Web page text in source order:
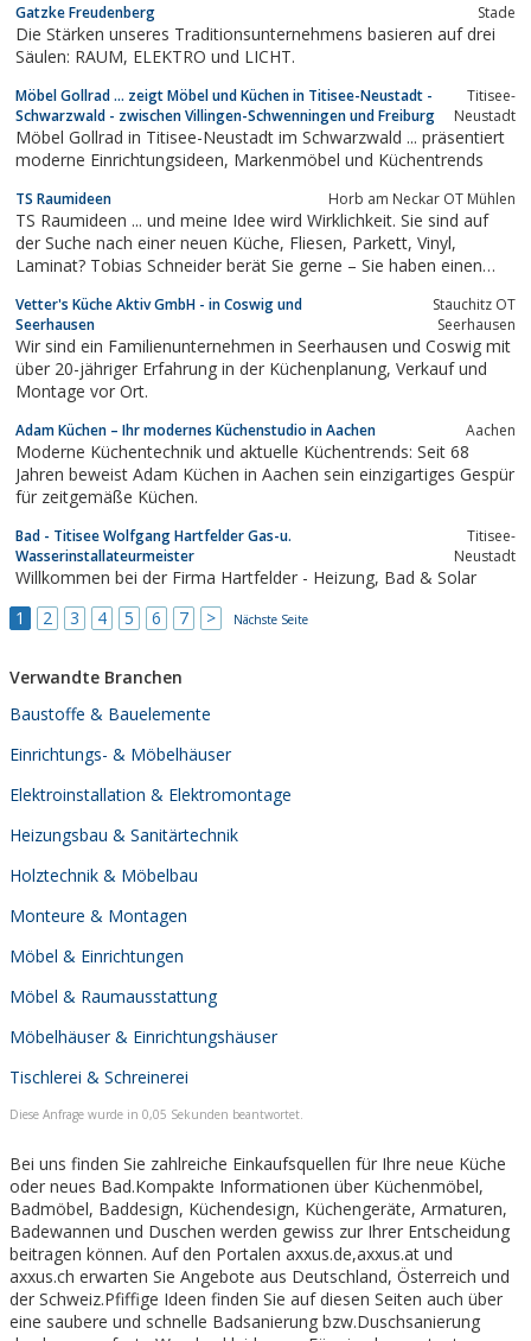
Gatzke Freudenberg Stade
Die Stärken unseres Traditionsunternehmens basieren auf drei
Säulen: RAUM, ELEKTRO und LICHT.
Möbel Gollrad ... zeigt Möbel und Küchen in Titisee-Neustadt -
Schwarzwald - zwischen Villingen-Schwenningen und Freiburg
Titisee-
Neustadt
Möbel Gollrad in Titisee-Neustadt im Schwarzwald ... präsentiert
moderne Einrichtungsideen, Markenmöbel und Küchentrends
TS Raumideen Horb am Neckar OT Mühlen
TS Raumideen ... und meine Idee wird Wirklichkeit. Sie sind auf
der Suche nach einer neuen Küche, Fliesen, Parkett, Vinyl,
Laminat? Tobias Schneider berät Sie gerne – Sie haben einen
Sanierung durchführt.
Vetter's Küche Aktiv GmbH - in Coswig und
Seerhausen
Stauchitz OT
Seerhausen
Wir sind ein Familienunternehmen in Seerhausen und Coswig mit
über 20-jähriger Erfahrung in der Küchenplanung, Verkauf und
Montage vor Ort.
Adam Küchen – Ihr modernes Küchenstudio in Aachen Aachen
Moderne Küchentechnik und aktuelle Küchentrends: Seit 68
Jahren beweist Adam Küchen in Aachen sein einzigartiges Gespür
für zeitgemäße Küchen.
Bad - Titisee Wolfgang Hartfelder Gas-u.
Wasserinstallateurmeister
Titisee-
Neustadt
Willkommen bei der Firma Hartfelder - Heizung, Bad & Solar
1
2 3 4 5 6 7 > Nächste Seite
Verwandte Branchen
Baustoffe & Bauelemente
Einrichtungs- & Möbelhäuser
Elektroinstallation & Elektromontage
Heizungsbau & Sanitärtechnik
Holztechnik & Möbelbau
Monteure & Montagen
Möbel & Einrichtungen
Möbel & Raumausstattung
Möbelhäuser & Einrichtungshäuser
Tischlerei & Schreinerei
Diese Anfrage wurde in 0,05 Sekunden beantwortet.
Bei uns finden Sie zahlreiche Einkaufsquellen für Ihre neue Küche
oder neues Bad.Kompakte Informationen über Küchenmöbel,
Badmöbel, Baddesign, Küchendesign, Küchengeräte, Armaturen,
Badewannen und Duschen werden gewiss zur Ihrer Entscheidung
beitragen können. Auf den Portalen axxus.de,axxus.at und
axxus.ch erwarten Sie Angebote aus Deutschland, Österreich und
der Schweiz.Pfiffige Ideen finden Sie auf diesen Seiten auch über
eine saubere und schnelle Badsanierung bzw.Duschsanierung